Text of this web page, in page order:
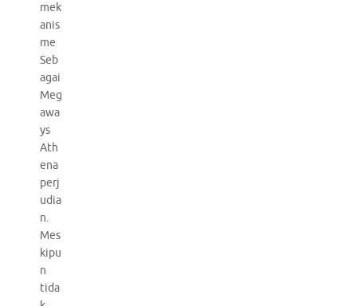
mek
anis
me
Seb
agai
Meg
awa
ys
Ath
ena
perj
udia
n.
Mes
kipu
n
tida